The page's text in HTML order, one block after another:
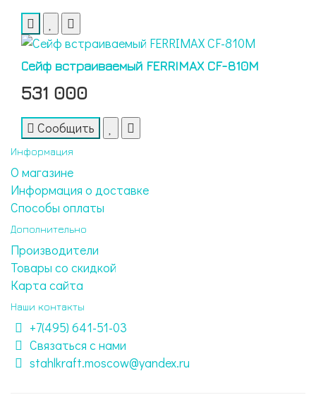
Сейф встраиваемый FERRIMAX CF-810M
531 000
Сообщить
Информация
О магазине
Информация о доставке
Способы оплаты
Дополнительно
Производители
Товары со скидкой
Карта сайта
Наши контакты
+7(495) 641-51-03
Связаться с нами
stahlkraft.moscow@yandex.ru